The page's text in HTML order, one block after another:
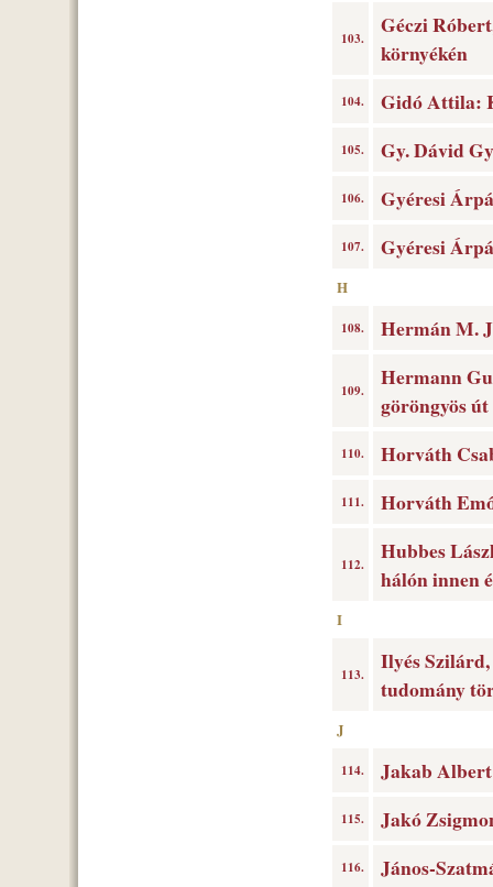
103.
Géczi
környékén
104. Gidó Attila:
105. Gy. Dávid
106. Gyéresi
107. Gyéresi
H
108. Hermán M.
109.
Hermann
göröngyös út
110. Horváth
111. Horváth
112.
Hubbes
hálón innen
I
113.
Ilyés
tudomány
J
114. Jakab
115. Jakó
116. János-